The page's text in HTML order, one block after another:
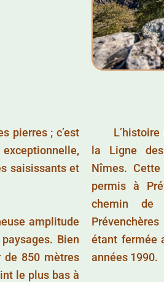
pierres ; c’est
saisissants et
amplitude
Bien
de 850 mètres
le plus bas à
la Ligne
Nîmes.
permis à
chemin de
étant fermée
années 1990.